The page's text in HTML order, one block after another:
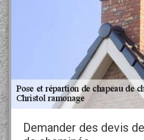
Demander des devis